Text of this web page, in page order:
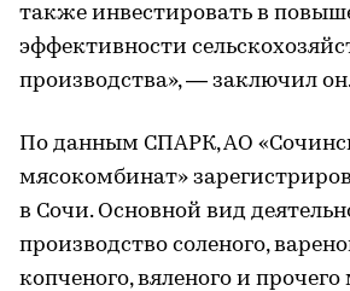
также инвестировать в
эффективности
производства», — заключил
По данным СПАРК, АО
мясокомбинат»
в Сочи. Основной вид
производство соленого,
копченого, вяленого и